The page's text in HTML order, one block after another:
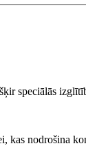
speciālās
nodrošina